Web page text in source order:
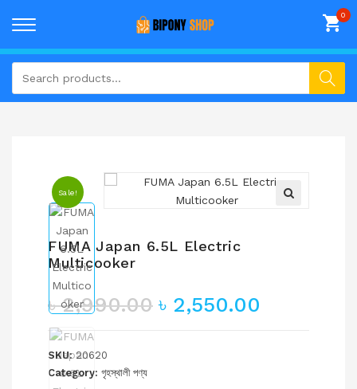
FUMA Japan 6.5L Electric
Multicooker
৳2,990.00 ৳ 2,550.00
SKU:20620
Category: গৃহস্থালী পণ্য
Sale!